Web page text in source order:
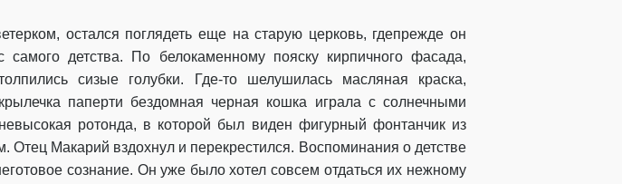
остался поглядеть еще на старую церковь, гдепрежде он
самого детства. По белокаменному пояску кирпичного фасада,
сизые голубки. Где-то шелушилась масляная
краска,
крылечка паперти бездомная черная кошка играла с солнечными
невысокая ротонда, в которой был виден фигурный фонтанчик из
Отец Макарий вздохнул и перекрестился. Воспоминания о детстве
сознание. Он уже было хотел совсем отдаться их нежному